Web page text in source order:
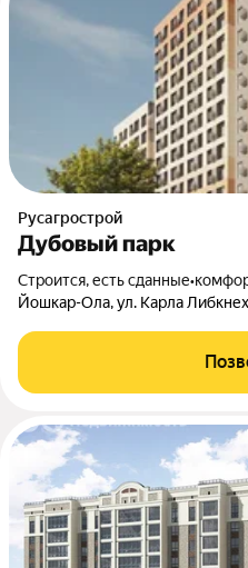
Русагрострой
Дубовый парк
Строится, есть сданные•
Йошкар-Ола, ул. Карла